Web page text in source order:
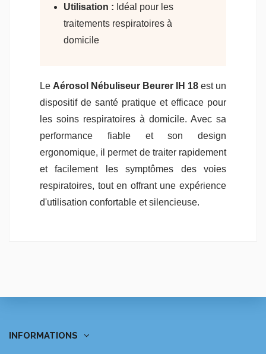
Utilisation : Idéal pour les
traitements respiratoires à
domicile
Le Aérosol Nébuliseur Beurer IH 18 est un
dispositif de santé pratique et efficace pour
les soins respiratoires à domicile. Avec sa
performance fiable et son design
ergonomique, il permet de traiter rapidement
et facilement les symptômes des voies
respiratoires, tout en offrant une expérience
d'utilisation confortable et silencieuse.
INFORMATIONS